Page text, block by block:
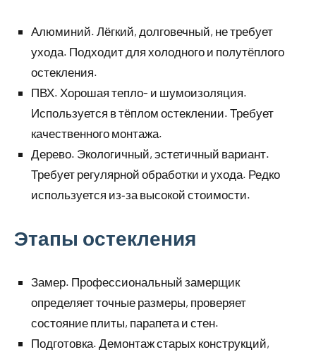
Алюминий. Лёгкий, долговечный, не требует
ухода. Подходит для холодного и полутёплого
остекления.
ПВХ. Хорошая тепло- и шумоизоляция.
Используется в тёплом остеклении. Требует
качественного монтажа.
Дерево. Экологичный, эстетичный вариант.
Требует регулярной обработки и ухода. Редко
используется из‑за высокой стоимости.
Этапы остекления
Замер. Профессиональный замерщик
определяет точные размеры, проверяет
состояние плиты, парапета и стен.
Подготовка. Демонтаж старых конструкций,